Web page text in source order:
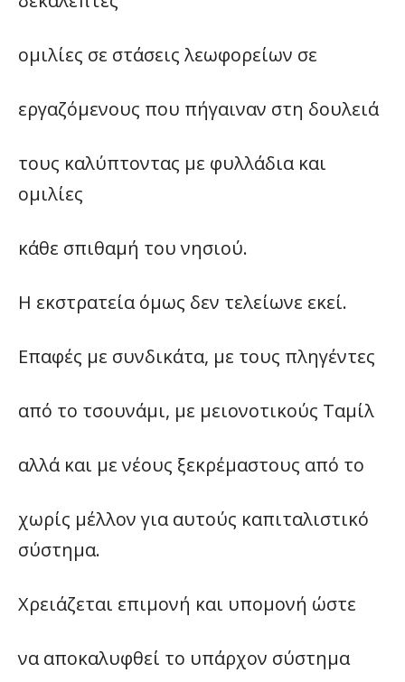
ομιλίες σε στάσεις λεωφορείων σε
εργαζόμενους που πήγαιναν στη δουλειά
τους καλύπτοντας με φυλλάδια και
ομιλίες
κάθε σπιθαμή του νησιού.
Η εκστρατεία όμως δεν τελείωνε εκεί.
Επαφές με συνδικάτα, με τους πληγέντες
από το τσουνάμι, με μειονοτικούς Ταμίλ
αλλά και με νέους ξεκρέμαστους από το
χωρίς μέλλον για αυτούς καπιταλιστικό
σύστημα.
Χρειάζεται επιμονή και υπομονή ώστε
να αποκαλυφθεί το υπάρχον σύστημα